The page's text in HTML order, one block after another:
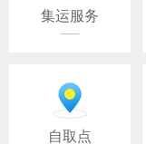
集运服务
自取点